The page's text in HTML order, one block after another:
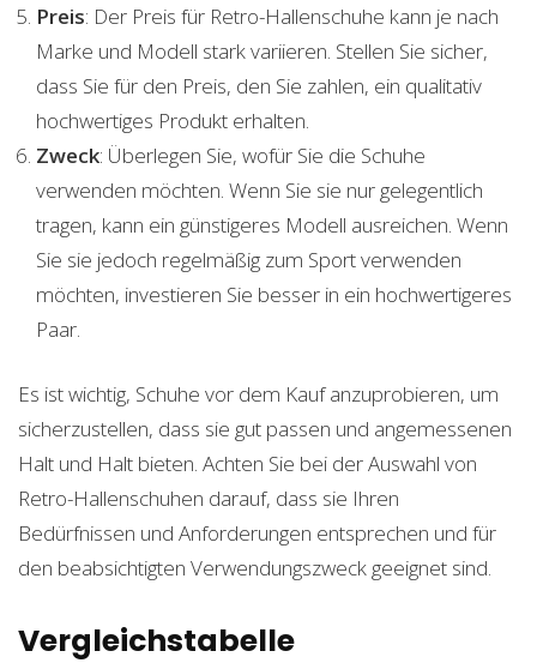
Preis: Der Preis für Retro-Hallenschuhe kann je nach
Marke und Modell stark variieren. Stellen Sie sicher,
dass Sie für den Preis, den Sie zahlen, ein qualitativ
hochwertiges Produkt erhalten.
Zweck: Überlegen Sie, wofür Sie die Schuhe
verwenden möchten. Wenn Sie sie nur gelegentlich
tragen, kann ein günstigeres Modell ausreichen. Wenn
Sie sie jedoch regelmäßig zum Sport verwenden
möchten, investieren Sie besser in ein hochwertigeres
Paar.
Es ist wichtig, Schuhe vor dem Kauf anzuprobieren, um
sicherzustellen, dass sie gut passen und angemessenen
Halt und Halt bieten. Achten Sie bei der Auswahl von
Retro-Hallenschuhen darauf, dass sie Ihren
Bedürfnissen und Anforderungen entsprechen und für
den beabsichtigten Verwendungszweck geeignet sind.
Vergleichstabelle